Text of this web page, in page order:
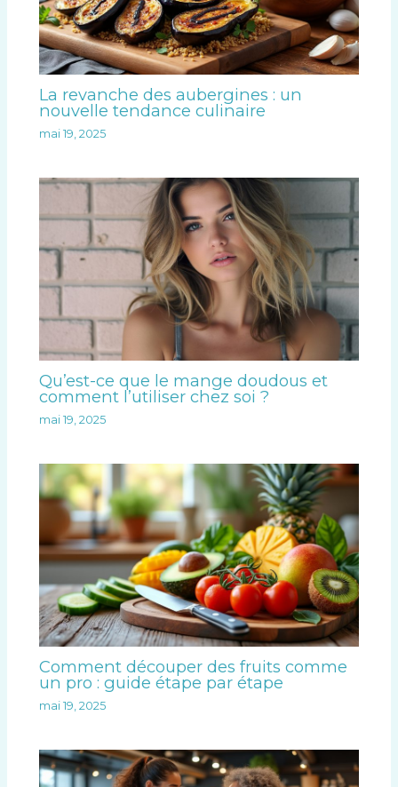
La revanche des aubergines : un
nouvelle tendance culinaire
mai 19, 2025
Qu’est-ce que le mange doudous et
comment l’utiliser chez soi ?
mai 19, 2025
Comment découper des fruits comme
un pro : guide étape par étape
mai 19, 2025